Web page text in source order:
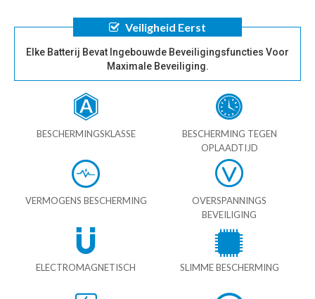
Veiligheid Eerst
Elke Batterij Bevat Ingebouwde Beveiligingsfuncties Voor
Maximale Beveiliging.
BESCHERMINGSKLASSE
BESCHERMING TEGEN
OPLAADTIJD
VERMOGENS BESCHERMING
OVERSPANNINGS
BEVEILIGING
ELECTROMAGNETISCH SLIMME BESCHERMING